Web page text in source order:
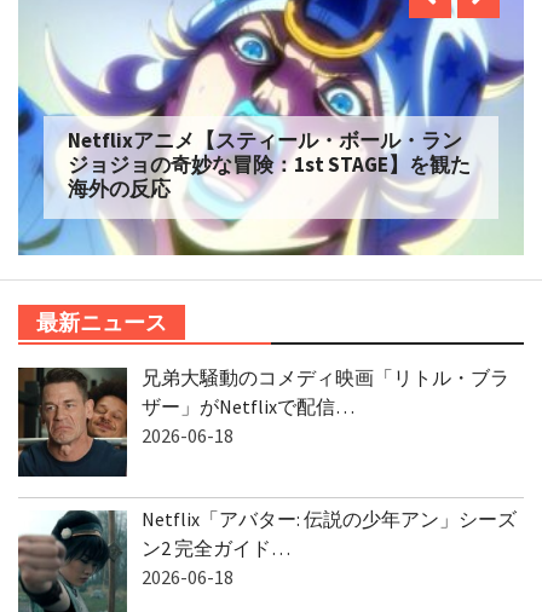
Netflixアニメ【スティール・ボール・ラン
ジョジョの奇妙な冒険：1st STAGE】を観た
海外の反応
最新ニュース
兄弟大騒動のコメディ映画「リトル・ブラ
ザー」がNetflixで配信…
2026-06-18
Netflix「アバター: 伝説の少年アン」シーズ
ン2 完全ガイド…
2026-06-18